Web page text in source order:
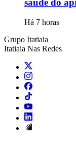
saúde do
Há 7 horas
Grupo Itatiaia
Itatiaia Nas Redes